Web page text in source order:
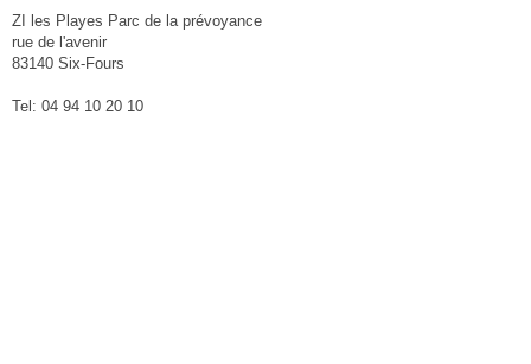
ZI les Playes Parc de la prévoyance
rue de l'avenir
83140 Six-Fours
Tel: 04 94 10 20 10